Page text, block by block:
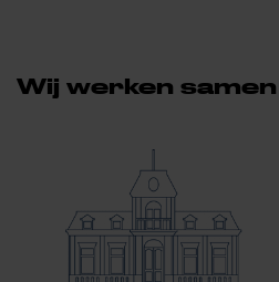
Wij werken